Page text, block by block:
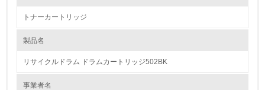
1.環境取り組み体制
トナーカートリッジ
製品名
リサイクルドラム ドラムカートリッジ502BK
事業者名